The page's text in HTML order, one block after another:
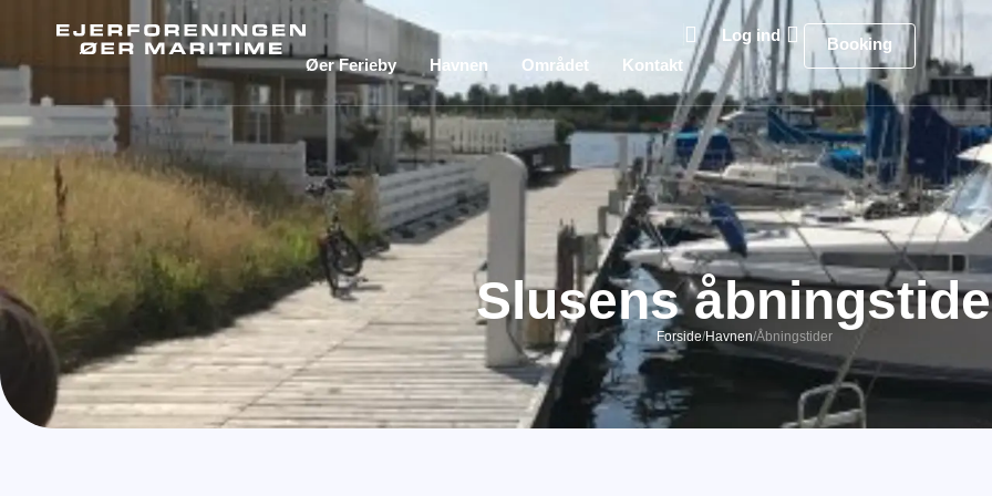
Øer Ferieby Havnen Området Kontakt
Log ind Booking
Slusens
Forside/Havnen/Åbningstider